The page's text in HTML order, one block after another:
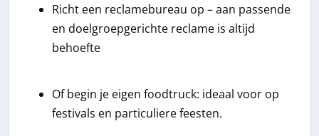
Richt een reclamebureau op – aan passende
en doelgroepgerichte reclame is altijd
behoefte
Of begin je eigen foodtruck: ideaal voor op
festivals en particuliere feesten.